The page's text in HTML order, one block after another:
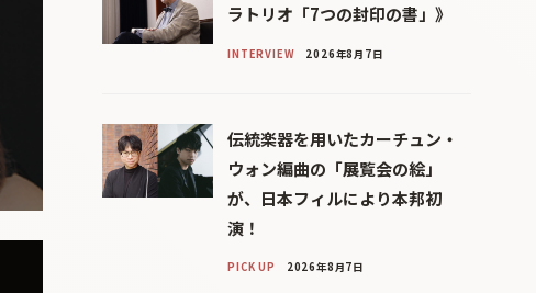
ラトリオ「7つの封印の書」》
INTERVIEW 2026年8月7日
伝統楽器を用いたカーチュン・
ウォン編曲の「展覧会の絵」
が、日本フィルにより本邦初
演！
PICK UP 2026年8月7日